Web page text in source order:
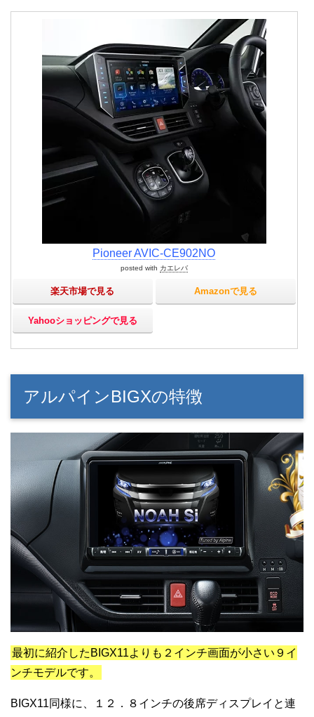
Pioneer AVIC-CE902NO
posted with カエレバ
楽天市場で見る Amazonで見る
Yahooショッピングで見る
アルパインBIGXの特徴
最初に紹介したBIGX11よりも２インチ画面が小さい９イ
ンチモデルです。
BIGX11同様に、１２．８インチの後席ディスプレイと連